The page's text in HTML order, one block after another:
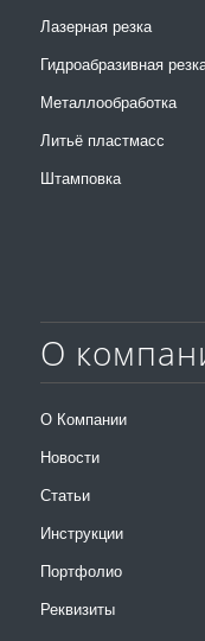
Лазерная резка
Гидроабразивная
Металлообработка
Литьё пластмасс
Штамповка
О
О Компании
Новости
Статьи
Инструкции
Портфолио
Реквизиты